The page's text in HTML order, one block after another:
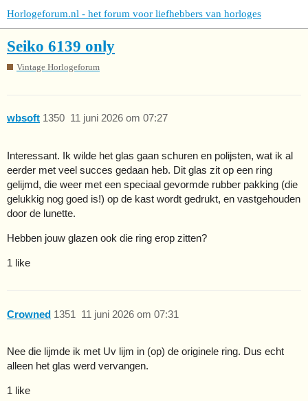
Horlogeforum.nl - het forum voor liefhebbers van horloges
Seiko 6139 only
Vintage Horlogeforum
wbsoft 11 juni 2026 om 07:27
1350
Interessant. Ik wilde het glas gaan schuren en polijsten, wat ik al
eerder met veel succes gedaan heb. Dit glas zit op een ring
gelijmd, die weer met een speciaal gevormde rubber pakking (die
gelukkig nog goed is!) op de kast wordt gedrukt, en vastgehouden
door de lunette.
Hebben jouw glazen ook die ring erop zitten?
1 like
Crowned 11 juni 2026 om 07:31
1351
Nee die lijmde ik met Uv lijm in (op) de originele ring. Dus echt
alleen het glas werd vervangen.
1 like